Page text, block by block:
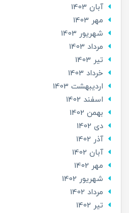
آبان 1403
مهر 1403
شهریور 1403
مرداد 1403
تير 1403
خرداد 1403
ارديبهشت 1403
اسفند 1402
بهمن 1402
دی 1402
آذر 1402
آبان 1402
مهر 1402
شهریور 1402
مرداد 1402
تير 1402